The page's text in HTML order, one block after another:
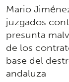
Mario
juzgados
presunta
de los
base del
andaluza